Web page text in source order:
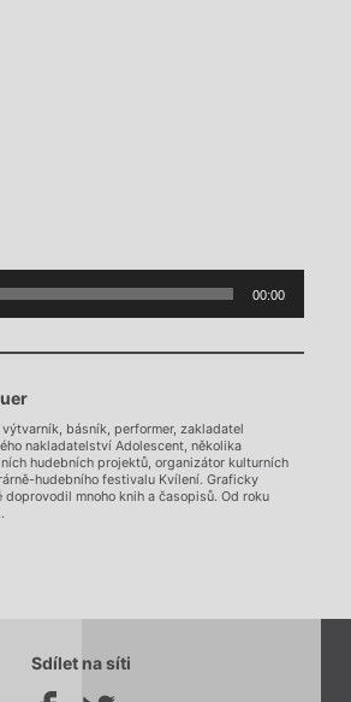
00:00
Chviličku.
básník, performer, zakladatel
nakladatelství Adolescent, několika
hudebních projektů, organizátor kulturních
hudebního festivalu Kvílení. Graficky
doprovodil mnoho knih a časopisů. Od roku
Sdílet na síti